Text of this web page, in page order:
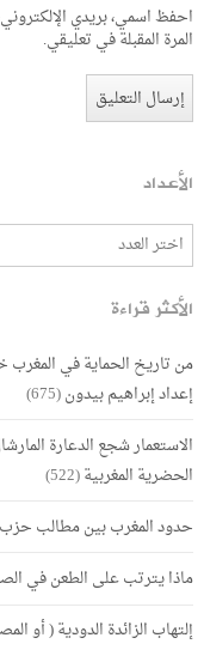
احفظ اسمي، بريدي
المرة المقبلة في تعليقي.
الأعداد
الأكثر قراءة
من تاريخ الحماية في المغرب
إعداد إبراهيم بيدون(675)
الاستعمار شجع الدعارة
الحضرية المغربية(522)
حدود المغرب بين مطالب حزب
ماذا يترتب على الطعن في
إلتهاب الزائدة الدودية ( أو